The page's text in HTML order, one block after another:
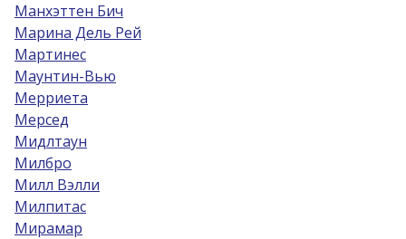
Манхэттен Бич
Марина Дель Рей
Мартинес
Маунтин-Вью
Мерриета
Мерсед
Мидлтаун
Милбро
Милл Вэлли
Милпитас
Мирамар